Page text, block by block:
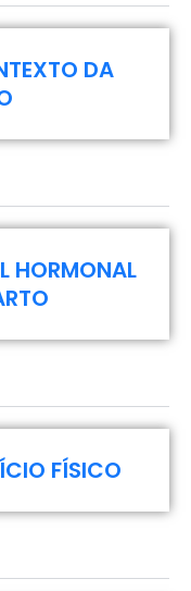
DA
HORMONAL
FÍSICO
a inscrição,
,
contribuinte,
de